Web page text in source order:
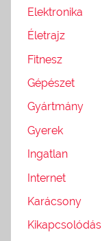
Elektronika
Életrajz
Fitnesz
Gépészet
Gyártmány
Gyerek
Ingatlan
Internet
Karácsony
Kikapcsolódás